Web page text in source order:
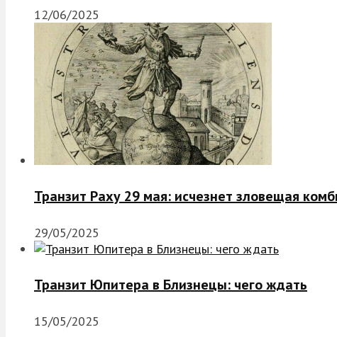
12/06/2025
Транзит Раху 29 мая: исчезнет зловещая
29/05/2025
Транзит Юпитера в Близнецы: чего ждать
15/05/2025